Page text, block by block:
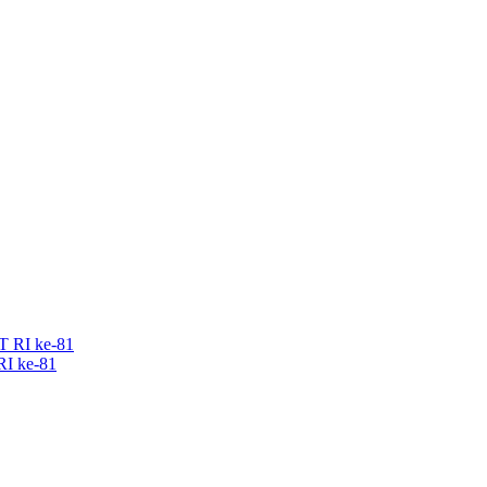
ke-81